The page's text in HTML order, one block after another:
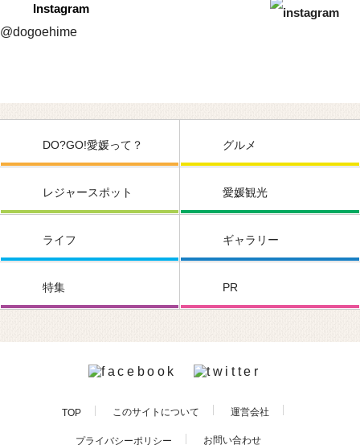
Instagram
@dogoehime
DO?GO!愛媛って？ グルメ
レジャースポット 愛媛観光
ライフ ギャラリー
特集 PR
TOP このサイトについて 運営会社
プライバシーポリシー お問い合わせ